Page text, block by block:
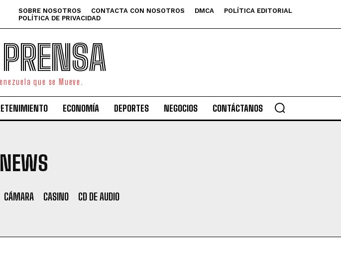
SOBRE NOSOTROS CONTACTA CON NOSOTROS DMCA
POLÍTICA EDITORIAL
POLÍTICA DE PRIVACIDAD
que se Mueve.
ECONOMÍA DEPORTES NEGOCIOS CONTÁCTANOS
CÁMARA CASINO CD DE AUDIO